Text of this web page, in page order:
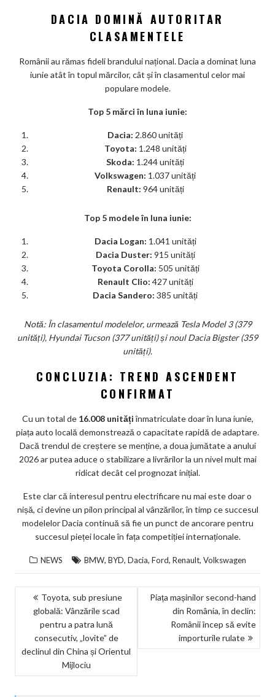
DACIA DOMINĂ AUTORITAR
CLASAMENTELE
Românii au rămas fideli brandului național. Dacia a dominat luna
iunie atât în topul mărcilor, cât și în clasamentul celor mai
populare modele.
Top 5 mărci în luna iunie:
Dacia: 2.860 unități
Toyota: 1.248 unități
Skoda: 1.244 unități
Volkswagen: 1.037 unități
Renault: 964 unități
Top 5 modele în luna iunie:
Dacia Logan: 1.041 unități
Dacia Duster: 915 unități
Toyota Corolla: 505 unități
Renault Clio: 427 unități
Dacia Sandero: 385 unități
Notă: În clasamentul modelelor, urmează Tesla Model 3 (379
unități), Hyundai Tucson (377 unități) și noul Dacia Bigster (359
unități).
CONCLUZIA: TREND ASCENDENT
CONFIRMAT
Cu un total de 16.008 unitățiînmatriculate doar în luna iunie,
piața auto locală demonstrează o capacitate rapidă de adaptare.
Dacă trendul de creștere se menține, a doua jumătate a anului
2026 ar putea aduce o stabilizare a livrărilor la un nivel mult mai
ridicat decât cel prognozat inițial.
Este clar că interesul pentru electrificare nu mai este doar o
nișă, ci devine un pilon principal al vânzărilor, în timp ce succesul
modelelor Dacia continuă să fie un punct de ancorare pentru
succesul pieței locale în fața competiției internaționale.
NEWS BMW, BYD, Dacia, Ford, Renault, Volkswagen
NAVIGARE
ARTICOLE
Toyota, sub presiune
globală: Vânzările scad
pentru a patra lună
consecutiv, „lovite” de
declinul din China și Orientul
Mijlociu
Piața mașinilor second-hand
din România, în declin:
Românii încep să evite
importurile rulate